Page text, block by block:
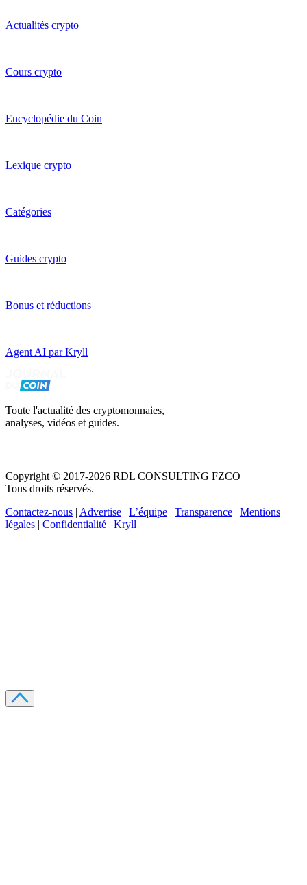
Actualités crypto
Cours crypto
Encyclopédie du Coin
Lexique crypto
Catégories
Guides crypto
Bonus et réductions
Agent AI par Kryll
Toute l'actualité des cryptomonnaies,
analyses, vidéos et guides.
Copyright © 2017-2026 RDL CONSULTING FZCO
Tous droits réservés.
Contactez-nous | Advertise | L’équipe | Transparence | Mentions
légales | Confidentialité | Kryll